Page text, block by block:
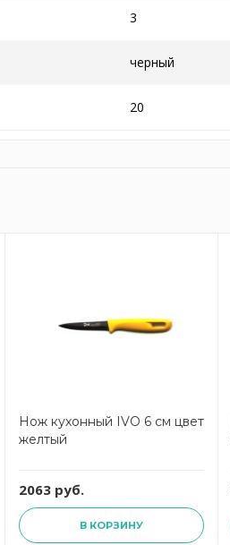
3
черный
20
Нож кухонный IVO 6 см цвет
желтый
2063 руб.
В КОРЗИНУ